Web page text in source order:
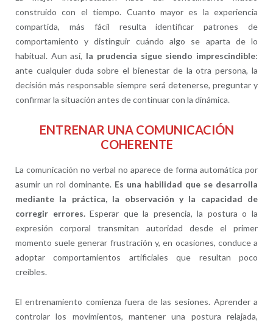
construido con el tiempo. Cuanto mayor es la experiencia
compartida, más fácil resulta identificar patrones de
comportamiento y distinguir cuándo algo se aparta de lo
habitual. Aun así, la prudencia sigue siendo imprescindible:
ante cualquier duda sobre el bienestar de la otra persona, la
decisión más responsable siempre será detenerse, preguntar y
confirmar la situación antes de continuar con la dinámica.
ENTRENAR UNA COMUNICACIÓN
COHERENTE
La comunicación no verbal no aparece de forma automática por
asumir un rol dominante. Es una habilidad que se desarrolla
mediante la práctica, la observación y la capacidad de
corregir errores.Esperar que la presencia, la postura o la
expresión corporal transmitan autoridad desde el primer
momento suele generar frustración y, en ocasiones, conduce a
adoptar comportamientos artificiales que resultan poco
creíbles.
El entrenamiento comienza fuera de las sesiones. Aprender a
controlar los movimientos, mantener una postura relajada,